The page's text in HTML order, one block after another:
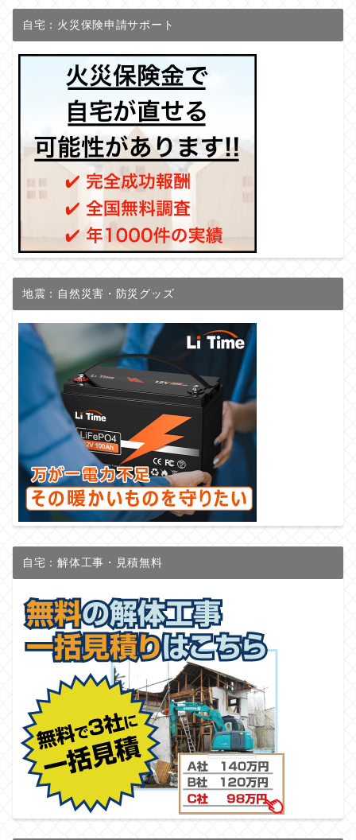
自宅：火災保険申請サポート
地震：自然災害・防災グッズ
自宅：解体工事・見積無料